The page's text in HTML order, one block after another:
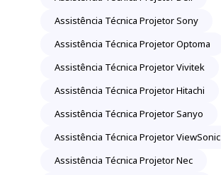
Assistência Técnica Projetor Sony
Assistência Técnica Projetor Optoma
Assistência Técnica Projetor Vivitek
Assistência Técnica Projetor Hitachi
Assistência Técnica Projetor Sanyo
Assistência Técnica Projetor ViewSonic
Assistência Técnica Projetor Nec